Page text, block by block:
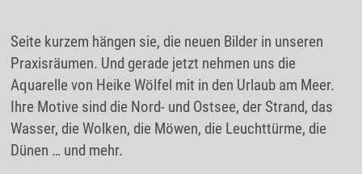
Seite kurzem hängen sie, die neuen Bilder in unseren
Praxisräumen. Und gerade jetzt nehmen uns die
Aquarelle von Heike Wölfel mit in den Urlaub am Meer.
Ihre Motive sind die Nord- und Ostsee, der Strand, das
Wasser, die Wolken, die Möwen, die Leuchttürme, die
Dünen … und mehr.